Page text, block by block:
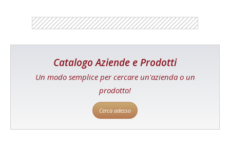
Catalogo Aziende e Prodotti
Un modo semplice per cercare un'azienda o un
prodotto!
Cerca adesso